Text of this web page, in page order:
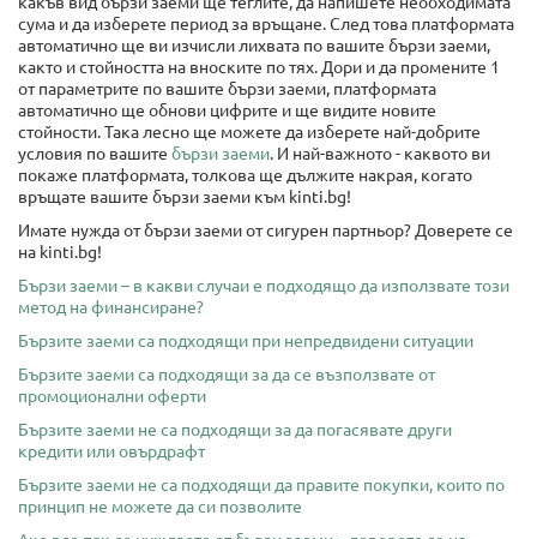
сума и да изберете период за връщане. След това платформата
автоматично ще ви изчисли лихвата по вашите бързи заеми,
както и стойността на вноските по тях. Дори и да промените 1
от параметрите по вашите бързи заеми, платформата
автоматично ще обнови цифрите и ще видите новите
стойности. Така лесно ще можете да изберете най-добрите
условия по вашите бързи заеми. И най-важното - каквото ви
покаже платформата, толкова ще дължите накрая, когато
връщате вашите бързи заеми към kinti.bg!
Имате нужда от бързи заеми от сигурен партньор? Доверете се
на kinti.bg!
Бързи заеми – в какви случаи е подходящо да използвате този
метод на финансиране?
Бързите заеми са подходящи при непредвидени ситуации
Бързите заеми са подходящи за да се възползвате от
промоционални оферти
Бързите заеми не са подходящи за да погасявате други
кредити или овърдрафт
Бързите заеми не са подходящи да правите покупки, които по
принцип не можете да си позволите